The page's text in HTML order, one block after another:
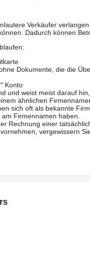
Verkäufer
Dadurch können
Dokumente, die die
Konto
und weist meist darauf
ähnlichen
sich oft als bekannte
Firmennamen haben.
Rechnung einer
vergewissern